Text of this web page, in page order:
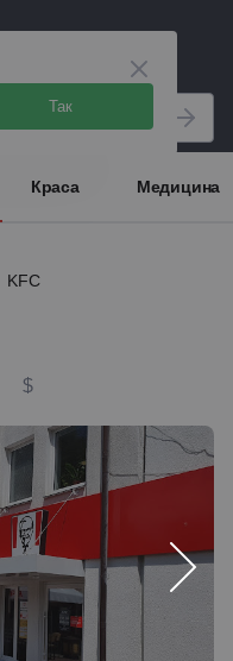
Так
Краса Медицина
KFC
$